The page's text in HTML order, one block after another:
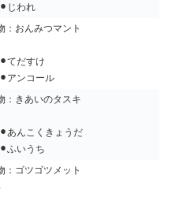
われ
：おんみつマント
だすけ
コール
：きあいのタスキ
くきょうだ
いうち
：ゴツゴツメット